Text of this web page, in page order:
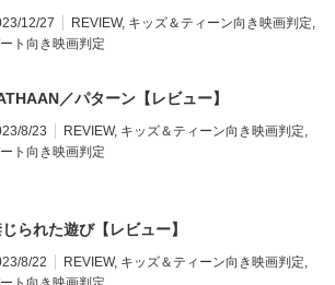
12/27 REVIEW, キッズ＆ティーン向き映画判定,
ト向き映画判定
／パターン【レビュー】
8/23 REVIEW, キッズ＆ティーン向き映画判定,
ト向き映画判定
られた遊び【レビュー】
8/22 REVIEW, キッズ＆ティーン向き映画判定,